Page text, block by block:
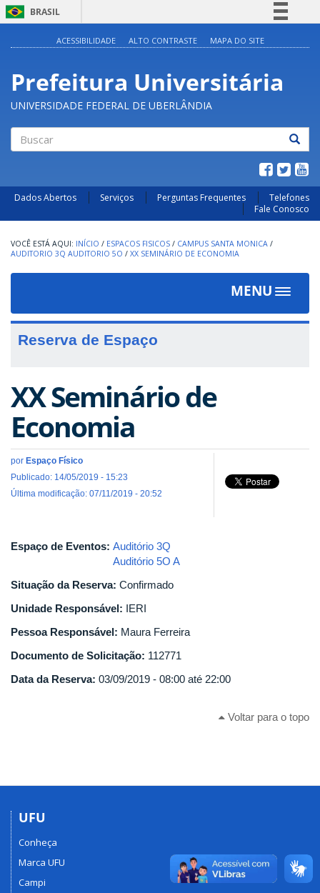
BRASIL
Participe
Acesso à informação
ACESSIBILIDADE ALTO CONTRASTE MAPA DO SITE
Prefeitura Universitária
UNIVERSIDADE FEDERAL DE UBERLÂNDIA
Dados Abertos Serviços Perguntas Frequentes
Telefones
Fale Conosco
INÍCIO / ESPACOS FISICOS / CAMPUS SANTA MONICA /
AUDITORIO 3Q AUDITORIO 5O / XX SEMINÁRIO DE ECONOMIA
MENU
Toggle
Reserva de Espaço
XX Seminário de
Economia
por Espaço Físico
Publicado: 14/05/2019 - 15:23
Última modificação: 07/11/2019 - 20:52
Espaço de Eventos: Auditório 3Q
Auditório 5O A
Situação da Reserva: Confirmado
Unidade Responsável: IERI
Pessoa Responsável: Maura Ferreira
Documento de Solicitação: 112771
Data da Reserva: 03/09/2019 - 08:00 até 22:00
Voltar para o topo
UFU
Conheça
Marca UFU
Campi